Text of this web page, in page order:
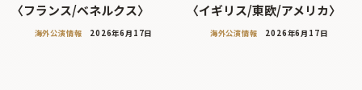
〈フランス/ベネルクス〉
海外公演情報 2026年6月17日
〈イギリス/東欧/アメリカ〉
海外公演情報 2026年6月17日